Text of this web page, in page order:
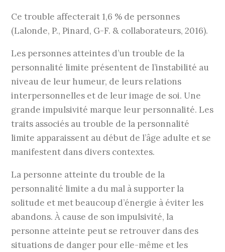
Ce trouble affecterait 1,6 % de personnes
(Lalonde, P., Pinard, G-F. & collaborateurs, 2016).
Les personnes atteintes d’un trouble de la
personnalité limite présentent de l’instabilité au
niveau de leur humeur, de leurs relations
interpersonnelles et de leur image de soi. Une
grande impulsivité marque leur personnalité. Les
traits associés au trouble de la personnalité
limite apparaissent au début de l’âge adulte et se
manifestent dans divers contextes.
La personne atteinte du trouble de la
personnalité limite a du mal à supporter la
solitude et met beaucoup d’énergie à éviter les
abandons. À cause de son impulsivité, la
personne atteinte peut se retrouver dans des
situations de danger pour elle-même et les